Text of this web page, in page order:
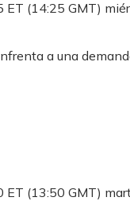
ET (14:25 GMT)
ET (13:50 GMT)